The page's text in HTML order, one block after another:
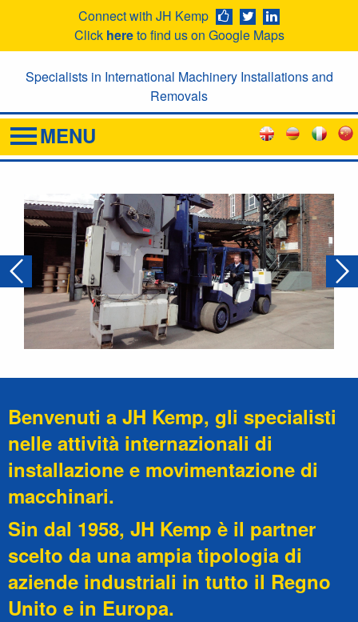
Connect with JH Kemp
Click hereto find us on Google Maps
Specialists in International Machinery Installations and
Removals
MENU
Benvenuti a JH Kemp, gli specialisti
nelle attività internazionali di
installazione e movimentazione di
macchinari.
Sin dal 1958, JH Kemp è il partner
scelto da una ampia tipologia di
aziende industriali in tutto il Regno
Unito e in Europa.